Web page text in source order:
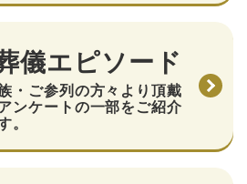
儀エピソード
・ご参列の方々より頂戴
ンケートの一部をご紹介
。